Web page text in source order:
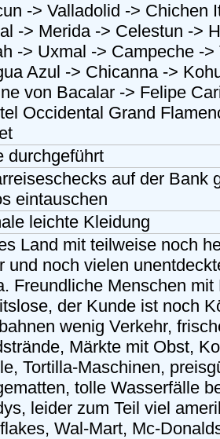
-> Valladolid -> Chichen
-> Merida -> Celestun ->
-> Uxmal -> Campeche -
Azul -> Chicanna ->
von Bacalar -> Felipe
Occidental Grand
durchgeführt
auf der Bank
eintauschen
leichte Kleidung
Land mit teilweise noch
und noch vielen
Freundliche Menschen
der Kunde ist noch
wenig Verkehr,
Märkte mit Obst,
Tortilla-Maschinen,
tolle Wasserfälle
leider zum Teil viel
Wal-Mart, Mc-